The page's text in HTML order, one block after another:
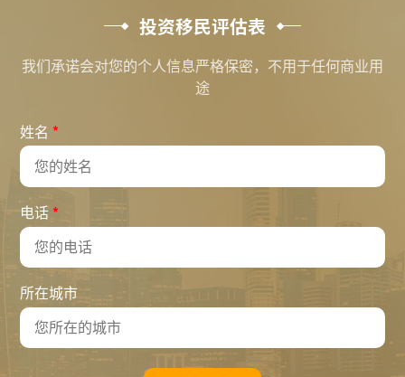
投资移民评估表
我们承诺会对您的个人信息严格保密，不用于任何商业用
途
姓名 *
电话 *
所在城市